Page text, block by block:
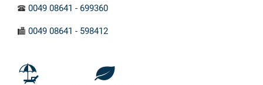
0049 08641 - 699360
0049 08641 - 598412